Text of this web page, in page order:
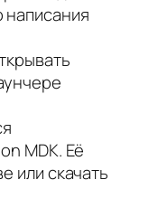
MDK. Её
или скачать